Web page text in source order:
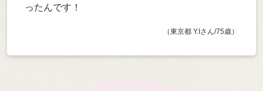
ったんです！
（東京都 Y.Iさん/75歳）